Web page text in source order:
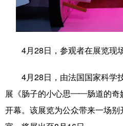
人居
彩票 娱乐
一带一路
文化产业
4月28日，参观者在展览现场
4月28日，由法国国家科学
展《肠子的小心思——肠道的奇
开幕。该展览为公众带来一场